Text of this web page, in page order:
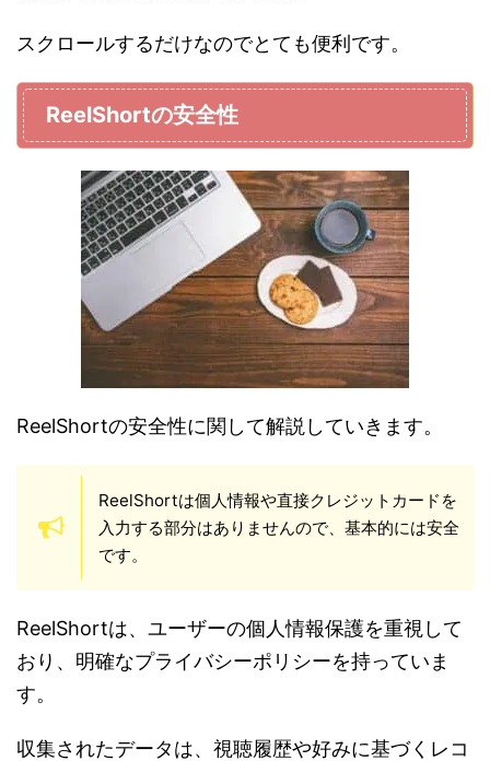
スクロールするだけなのでとても便利です。
ReelShortの安全性
ReelShortの安全性に関して解説していきます。
ReelShortは個人情報や直接クレジットカードを
入力する部分はありませんので、基本的には安全
です。
ReelShortは、ユーザーの個人情報保護を重視して
おり、明確なプライバシーポリシーを持っていま
す。
収集されたデータは、視聴履歴や好みに基づくレコ